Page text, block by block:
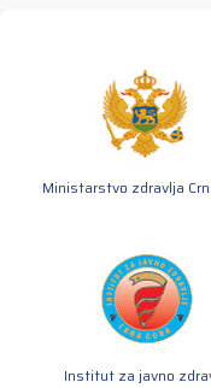
Ministarstvo zdravlja
Institut za javno